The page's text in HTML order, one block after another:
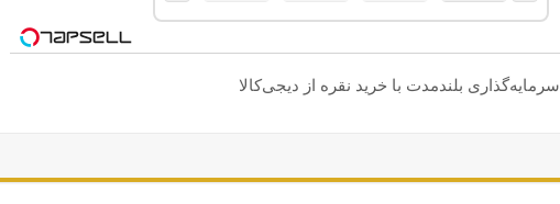
سرمایه‌گذاری بلندمدت با خرید نقره از دیجی‌کالا